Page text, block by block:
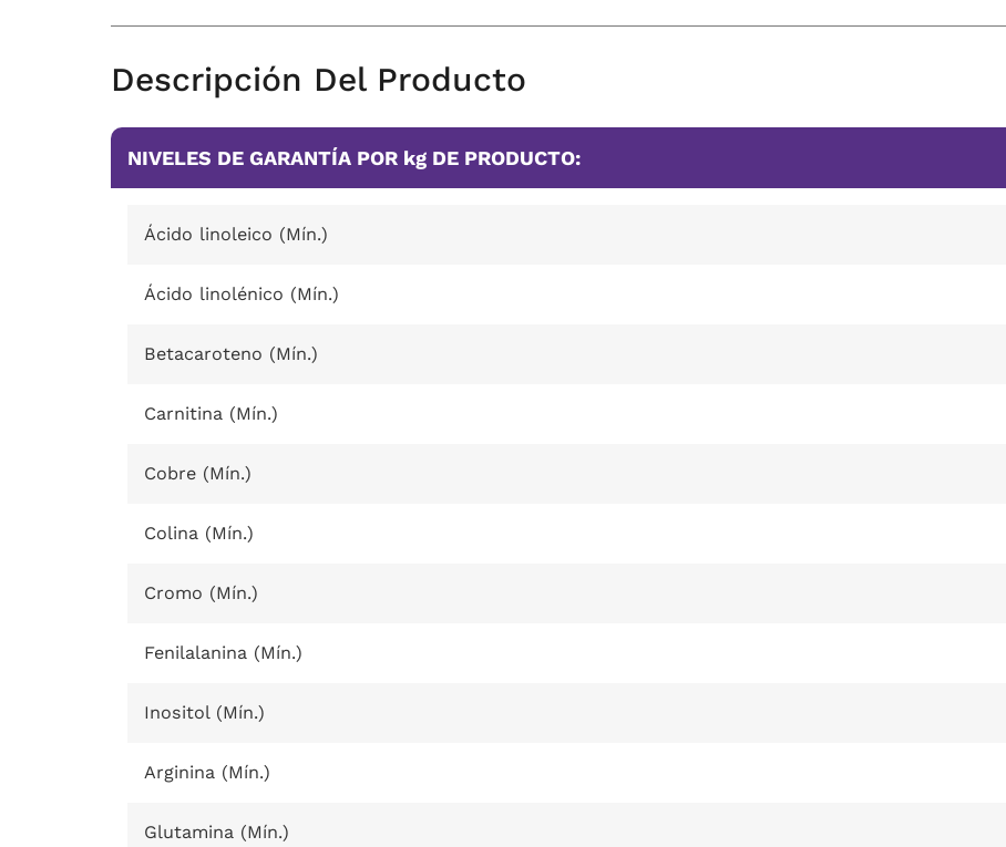
Descripción Del Producto
NIVELES DE GARANTÍA POR kg DE PRODUCTO:
Ácido linoleico (Mín.)
Ácido linolénico (Mín.)
Betacaroteno (Mín.)
Carnitina (Mín.)
Cobre (Mín.)
Colina (Mín.)
Cromo (Mín.)
Fenilalanina (Mín.)
Inositol (Mín.)
Arginina (Mín.)
Glutamina (Mín.)